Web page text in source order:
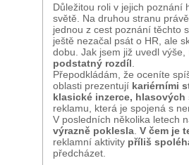
Důležitou roli v jejich poznání
světě. Na druhou stranu
jednou z cest poznání těchto
ještě nezačal psát o HR, ale
dobu. Jak jsem již uvedl výše,
podstatný rozdíl
Přepodkládám, že oceníte
oblasti prezentují kariérními
klasické inzerce,
reklamu, která je spojená s
V posledních několika letech
výrazně poklesla V čem je
reklamní aktivity příliš
předcházet.